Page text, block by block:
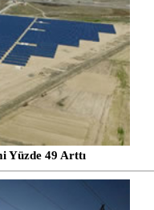
Yüzde 49 Arttı